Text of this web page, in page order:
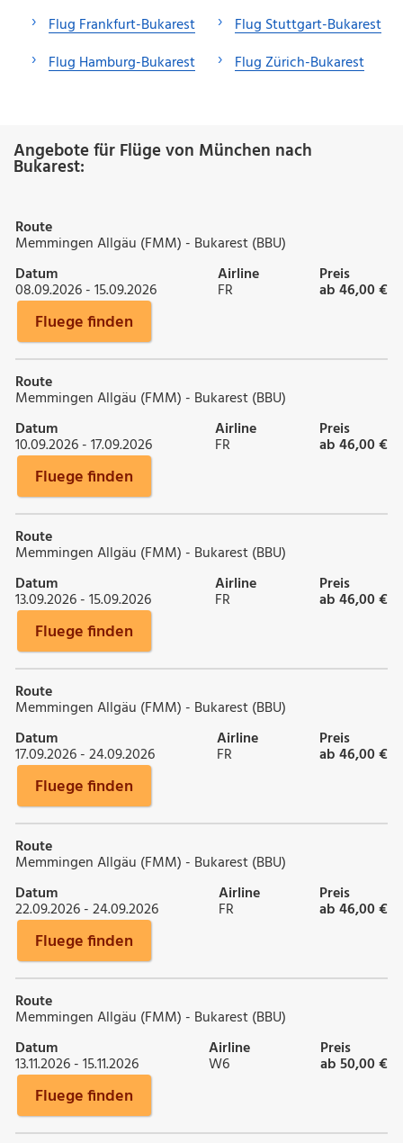
Flug Frankfurt-Bukarest
Flug Hamburg-Bukarest
Flug Stuttgart-Bukarest
Flug Zürich-Bukarest
Angebote für Flüge von München nach
Bukarest:
Route
Memmingen Allgäu (FMM) - Bukarest (BBU)
Datum
08.09.2026 - 15.09.2026
Airline
FR
Preis
ab 46,00 €
Fluege finden
Route
Memmingen Allgäu (FMM) - Bukarest (BBU)
Datum
10.09.2026 - 17.09.2026
Airline
FR
Preis
ab 46,00 €
Fluege finden
Route
Memmingen Allgäu (FMM) - Bukarest (BBU)
Datum
13.09.2026 - 15.09.2026
Airline
FR
Preis
ab 46,00 €
Fluege finden
Route
Memmingen Allgäu (FMM) - Bukarest (BBU)
Datum
17.09.2026 - 24.09.2026
Airline
FR
Preis
ab 46,00 €
Fluege finden
Route
Memmingen Allgäu (FMM) - Bukarest (BBU)
Datum
22.09.2026 - 24.09.2026
Airline
FR
Preis
ab 46,00 €
Fluege finden
Route
Memmingen Allgäu (FMM) - Bukarest (BBU)
Datum
13.11.2026 - 15.11.2026
Airline
W6
Preis
ab 50,00 €
Fluege finden